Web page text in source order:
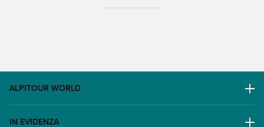
ALPITOUR WORLD
IN EVIDENZA